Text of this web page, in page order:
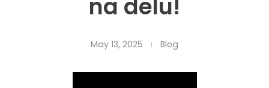
na delu!
May 13, 2025 Blog